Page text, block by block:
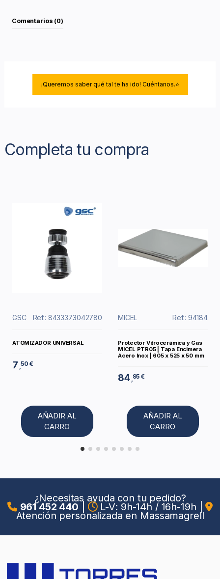
Comentarios (0)
¡Queremos saber qué tal te ha ido! Cuéntanos.⭐
Completa tu compra
GSC Ref.: 8433373042780
ATOMIZADOR UNIVERSAL
7 ,50 €
AÑADIR AL
CARRO
MICEL Ref.: 94184
Protector Vitrocerámica y Gas
MICEL PTR05 | Tapa Encimera
Acero Inox | 605 x 525 x 50 mm
84 95 €
AÑADIR AL
CARRO
¿Necesitas ayuda con tu pedido?
961 452 440 L-V: 9h-14h / 16h-19h
Atención personalizada en Massamagrell